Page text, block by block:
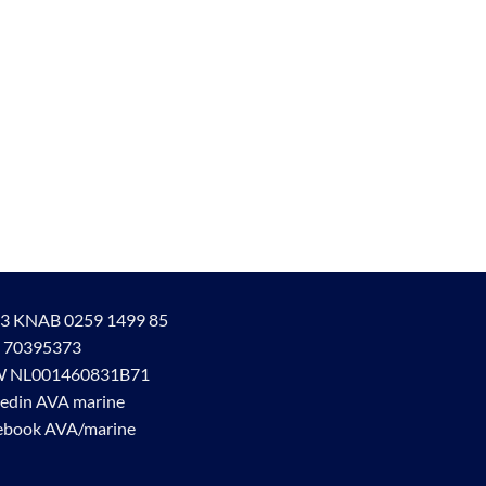
KNAB 0259 1499 85
70395373
NL001460831B71
AVA marine
AVA/marine